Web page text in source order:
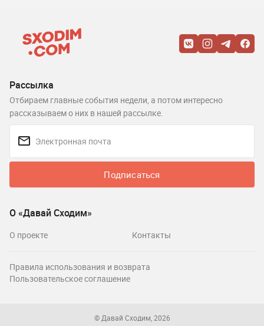
Рассылка
Отбираем главные события недели, а потом интересно
рассказываем о них в нашей рассылке.
Подписаться
О «Давай Сходим»
О проекте Контакты
Правила использования и возврата
Пользовательское соглашение
© Давай Сходим, 2026